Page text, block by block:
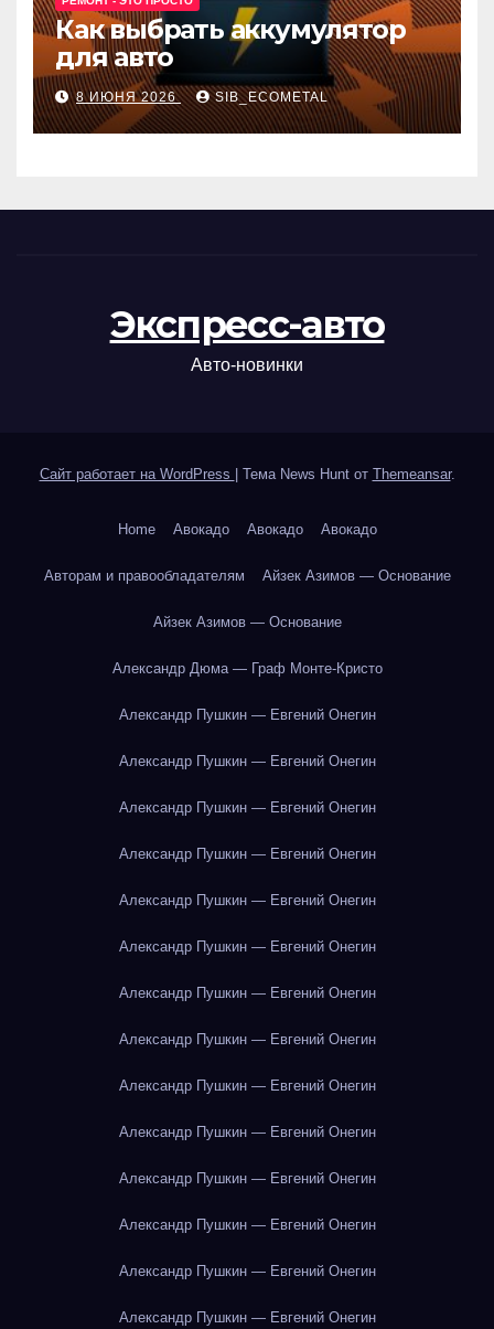
Как выбрать аккумулятор
для авто
8 ИЮНЯ 2026 SIB_ECOMETAL
Экспресс-авто
Авто-новинки
Сайт работает на WordPress Тема News Hunt от Themeansar.
Home Авокадо Авокадо Авокадо
Авторам и правообладателям Айзек Азимов — Основание
Айзек Азимов — Основание
Александр Дюма — Граф Монте-Кристо
Александр Пушкин — Евгений Онегин
Александр Пушкин — Евгений Онегин
Александр Пушкин — Евгений Онегин
Александр Пушкин — Евгений Онегин
Александр Пушкин — Евгений Онегин
Александр Пушкин — Евгений Онегин
Александр Пушкин — Евгений Онегин
Александр Пушкин — Евгений Онегин
Александр Пушкин — Евгений Онегин
Александр Пушкин — Евгений Онегин
Александр Пушкин — Евгений Онегин
Александр Пушкин — Евгений Онегин
Александр Пушкин — Евгений Онегин
Александр Пушкин — Евгений Онегин